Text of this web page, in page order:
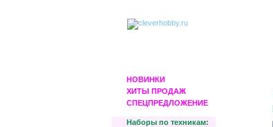
НОВИНКИ
ХИТЫ ПРОДАЖ
СПЕЦПРЕДЛОЖЕНИЕ
Наборы по техникам: